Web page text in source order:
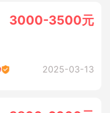
3000-3500元
2025-03-13